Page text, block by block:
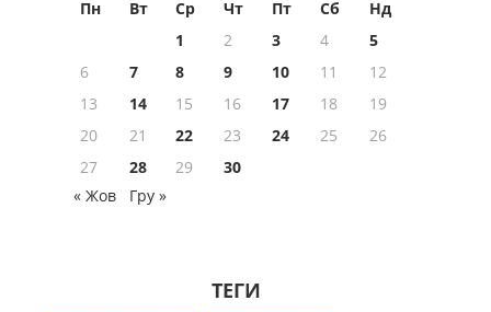
Пн Вт Ср Чт Пт Сб
Нд
1
2 3 4
5
6
7 8 9 10 11
12
13
14 15 16 17 18
19
20
21 22 23 24 25
26
27
28 29
30
« Жов
Гру »
ТЕГИ